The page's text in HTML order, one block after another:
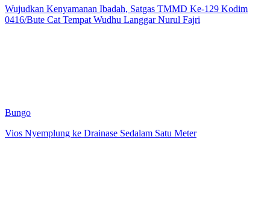
Wujudkan Kenyamanan Ibadah, Satgas TMMD Ke-129 Kodim
0416/Bute Cat Tempat Wudhu Langgar Nurul Fajri
Bungo
Vios Nyemplung ke Drainase Sedalam Satu Meter